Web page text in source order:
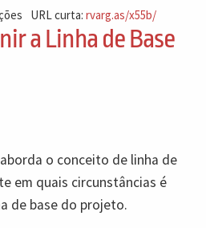
URL curta:rvarg.as/x55b/
a Linha de Base
o conceito de linha de
em quais circunstâncias é
de base do projeto.